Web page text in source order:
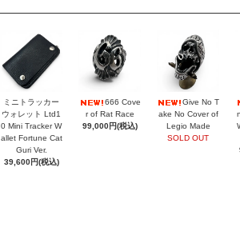
ミニトラッカー
ウォレット Ltd1
0 Mini Tracker W
allet Fortune Cat
Guri Ver.
39,600円(税込)
666 Cove
r of Rat Race
99,000円(税込)
Give No T
ake No Cover of
Legio Made
SOLD OUT